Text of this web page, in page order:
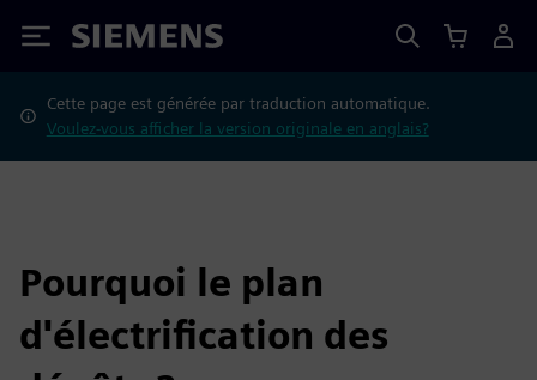
Siemens
Cette page est générée par traduction automatique.
Voulez-vous afficher la version originale en anglais?
Pourquoi le plan
d'électrification des